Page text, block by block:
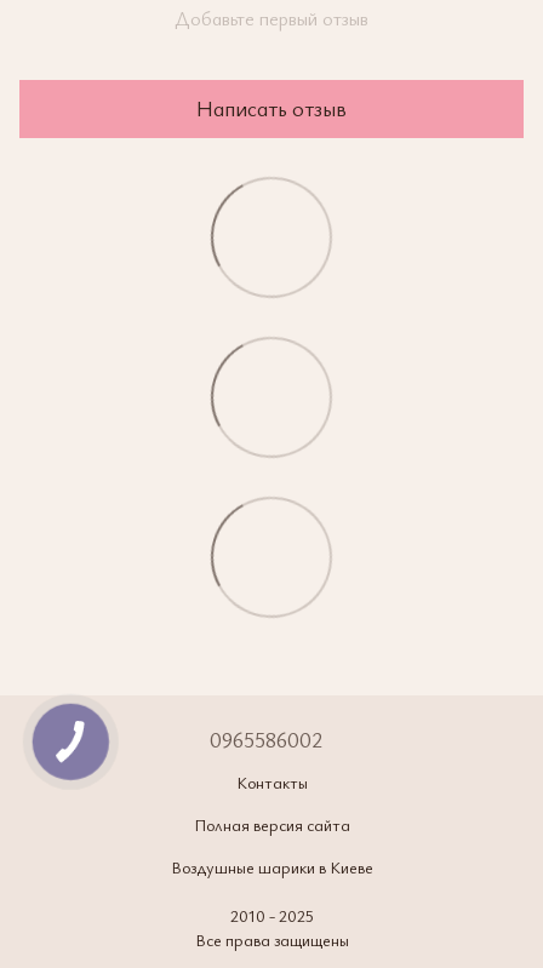
Добавьте первый отзыв
Написать отзыв
0965586002
Контакты
Полная версия сайта
Воздушные шарики в Киеве
2010 - 2025
Все права защищены